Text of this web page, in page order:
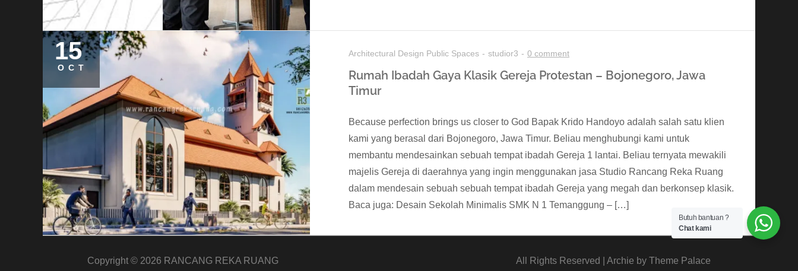
15
OCT
Architectural Design Public Spaces studior3 0 comment
Rumah Ibadah Gaya Klasik Gereja Protestan – Bojonegoro, Jawa
Timur
Because perfection brings us closer to God Bapak Krido Handoyo adalah salah satu klien
kami yang berasal dari Bojonegoro, Jawa Timur. Beliau menghubungi kami untuk
membantu mendesainkan sebuah tempat ibadah Gereja 1 lantai. Beliau ternyata mewakili
majelis Gereja di daerahnya yang ingin menggunakan jasa Studio Rancang Reka Ruang
dalam mendesain sebuah sebuah tempat ibadah Gereja yang megah dan berkonsep klasik.
Baca juga: Desain Sekolah Minimalis SMK N 1 Temanggung – […]
Copyright © 2026 RANCANG REKA RUANG All Rights Reserved | Archie by Theme Palace
Butuh bantuan ?
Chat kami